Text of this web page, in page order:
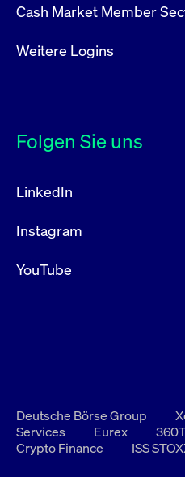
Cash Market Member
Weitere Logins
Folgen Sie uns
LinkedIn
Instagram
YouTube
Deutsche Börse Group
Services
Eurex
Crypto Finance
ISS